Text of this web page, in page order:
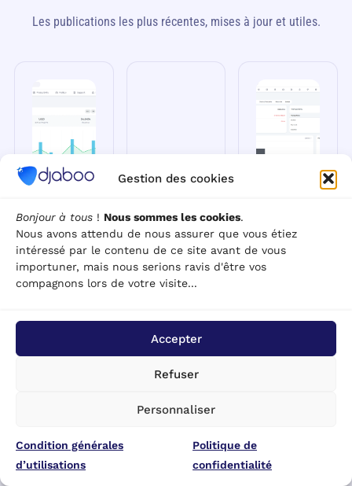
Gestion des cookies
Bonjour à tous ! Nous sommes les cookies.
Nous avons attendu de nous assurer que vous étiez
intéressé par le contenu de ce site avant de vous
importuner, mais nous serions ravis d'être vos
compagnons lors de votre visite...
Accepter
Refuser
Personnaliser
Condition générales
d’utilisations
Politique de
confidentialité
Les publications les plus récentes, mises à jour et utiles.
Les 12
meilleurs
logiciels de
gestion
en 2026
Ventes · 3
commerciale
jouent un rôle
Factur-X :
L'outil
incontournable
pour une
électronique
efficace
Devis · 1 mars
ce que Factur-X
fonctionne ce
format hybride
Comment
créer un
diagramme
dans Excel
tutoriel
Comment créer
un diagramme